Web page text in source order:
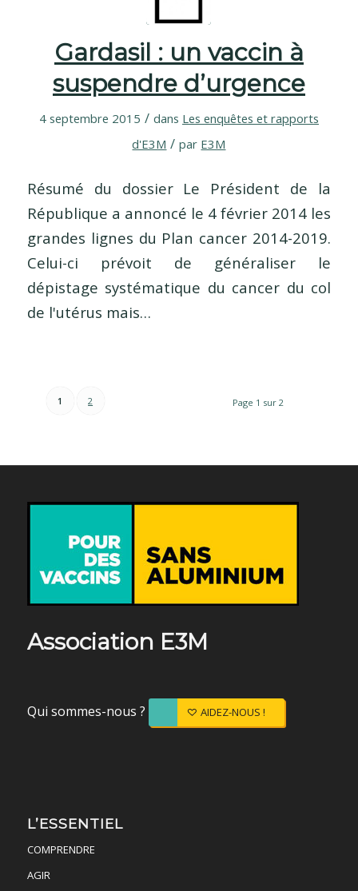
Gardasil : un vaccin à
suspendre d’urgence
4 septembre 2015 / dans Les enquêtes et rapports
d'E3M / par E3M
Résumé du dossier Le Président de la
République a annoncé le 4 février 2014 les
grandes lignes du Plan cancer 2014-2019.
Celui-ci prévoit de généraliser le
dépistage systématique du cancer du col
de l'utérus mais…
Page 1 sur 2
1 2
Association E3M
Qui sommes-nous ? AIDEZ-NOUS !
L’ESSENTIEL
COMPRENDRE
AGIR